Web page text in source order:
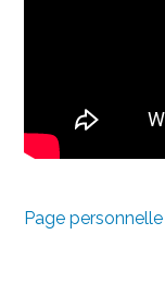
Page personnelle